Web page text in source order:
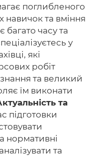
поглибленого
навичок та вміння
багато часу та
у
які
робіт
та великий
їм виконати
та
підготовки
нормативні
та